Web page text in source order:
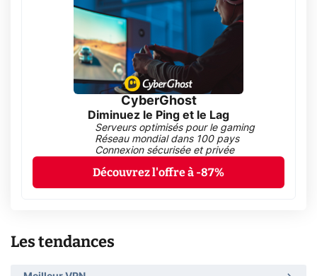
CyberGhost
Diminuez le Ping et le Lag
Serveurs optimisés pour le gaming
Réseau mondial dans 100 pays
Connexion sécurisée et privée
Découvrez l'offre à -87%
Les tendances